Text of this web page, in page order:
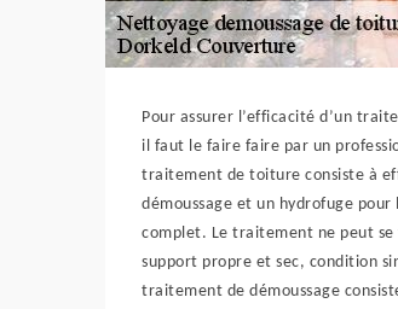
Pour assurer l’efficacité d’un
il faut le faire faire par un
traitement de toiture consiste à
démoussage et un hydrofuge
complet. Le traitement ne peut se
support propre et sec, condition
traitement de démoussage